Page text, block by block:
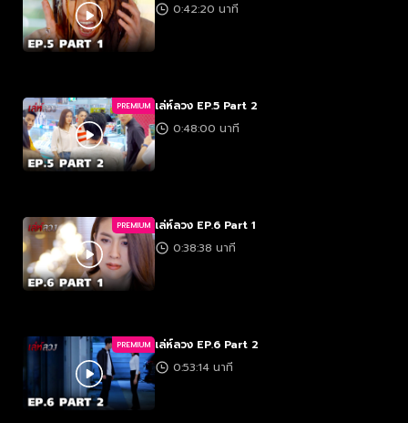
0:42:20 นาที
PREMIUM เล่ห์ลวง EP.5 Part 2
0:48:00 นาที
PREMIUM เล่ห์ลวง EP.6 Part 1
0:38:38 นาที
PREMIUM เล่ห์ลวง EP.6 Part 2
0:53:14 นาที